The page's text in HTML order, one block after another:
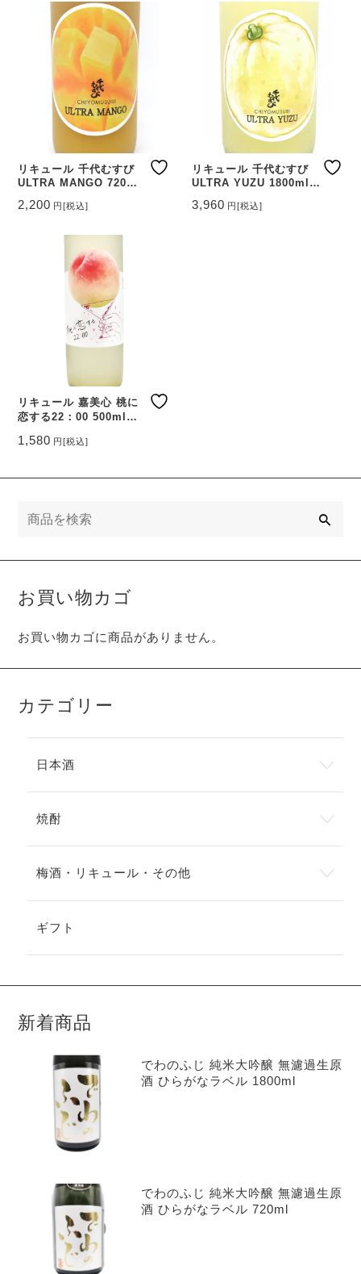
リキュール 千代むすび
ULTRA MANGO 720ml
造】
2,200 円[税込]
リキュール 千代むすび
ULTRA YUZU 1800ml
造】
3,960 円[税込]
リキュール 嘉美心 桃に
恋する22：00 500ml
1,580 円[税込]
お買い物カゴ
お買い物カゴに商品がありません。
カテゴリー
日本酒
焼酎
梅酒・リキュール・その他
ギフト
新着商品
でわのふじ 純米大吟醸 無濾過生原
酒 ひらがなラベル 1800ml
でわのふじ 純米大吟醸 無濾過生原
酒 ひらがなラベル 720ml